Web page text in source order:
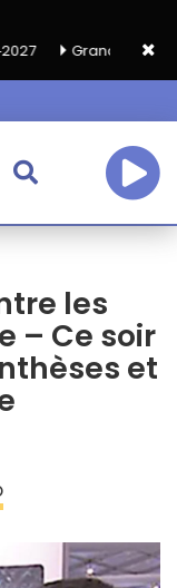
café de rentrée HKA
les
– Ce soir
et